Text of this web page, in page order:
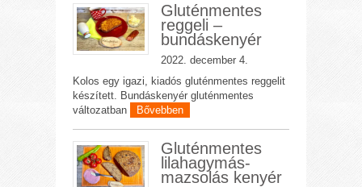
Gluténmentes
reggeli –
bundáskenyér
2022. december 4.
Kolos egy igazi, kiadós gluténmentes reggelit
készített. Bundáskenyér gluténmentes
változatban
Bővebben
Gluténmentes
lilahagymás-
mazsolás kenyér